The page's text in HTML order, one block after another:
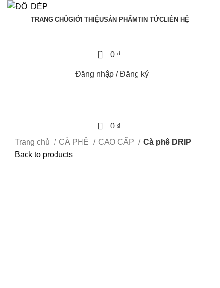
TRANG CHỦGIỚI THIỆUSẢN PHẨMTIN TỨCLIÊN HỆ
0 0 ₫
Đăng nhập / Đăng ký
0 0 ₫
Trang chủ
CÀ PHÊ CAO CẤP
Cà phê DRIP
Back to products